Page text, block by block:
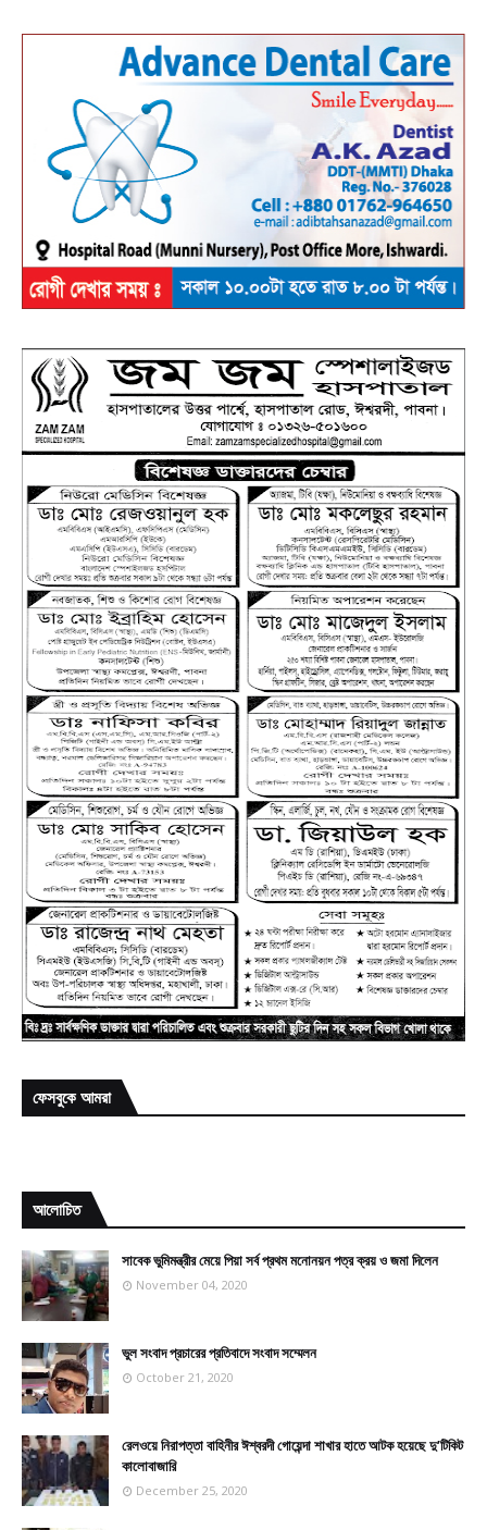
ফেসবুকে আমরা
আলোচিত
সাবেক ভুমিমন্ত্রীর মেয়ে পিয়া সর্ব প্রথম মনোনয়ন পত্র ক্রয় ও জমা দিলেন
November 04, 2020
ভুল সংবাদ প্রচারের প্রতিবাদে সংবাদ সম্মেলন
October 21, 2020
রেলওয়ে নিরাপত্তা বাহিনীর ঈশ্বরদী গোয়েন্দা শাখার হাতে আটক হয়েছে দু’টিকিট
কালোবাজারি
December 25, 2020